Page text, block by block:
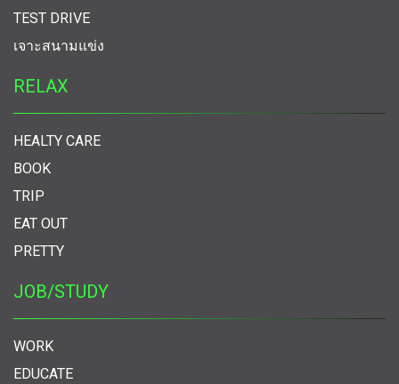
TEST DRIVE
เจาะสนามแข่ง
RELAX
HEALTY CARE
BOOK
TRIP
EAT OUT
PRETTY
JOB/STUDY
WORK
EDUCATE